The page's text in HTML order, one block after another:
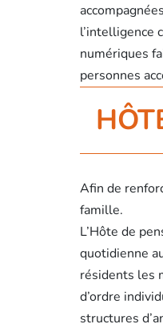
l’intelligence
numériques
personnes
Afin de
famille.
L’Hôte de
quotidienne
résidents les
d’ordre
structures